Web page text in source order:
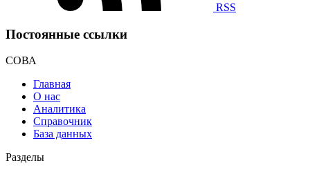
RSS
Постоянные ссылки
СОВА
Главная
О нас
Аналитика
Справочник
База данных
Разделы